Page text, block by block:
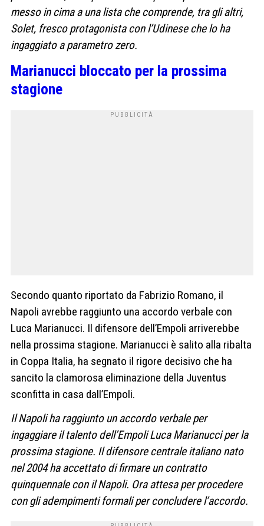
messo in cima a una lista che comprende, tra gli altri,
Solet, fresco protagonista con l’Udinese che lo ha
ingaggiato a parametro zero.
Marianucci bloccato per la prossima
stagione
Secondo quanto riportato da Fabrizio Romano, il
Napoli avrebbe raggiunto una accordo verbale con
Luca Marianucci. Il difensore dell’Empoli arriverebbe
nella prossima stagione. Marianucci è salito alla ribalta
in Coppa Italia, ha segnato il rigore decisivo che ha
sancito la clamorosa eliminazione della Juventus
sconfitta in casa dall’Empoli.
Il Napoli ha raggiunto un accordo verbale per
ingaggiare il talento dell’Empoli Luca Marianucci per la
prossima stagione. Il difensore centrale italiano nato
nel 2004 ha accettato di firmare un contratto
quinquennale con il Napoli. Ora attesa per procedere
con gli adempimenti formali per concludere l’accordo.